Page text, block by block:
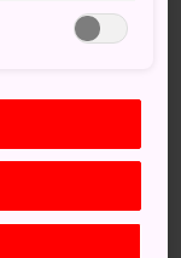
口步行 1 分鐘即